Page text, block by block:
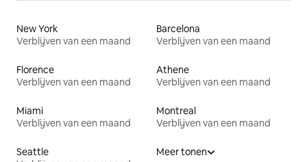
New York
Verblijven van een maand
Barcelona
Verblijven van een maand
Florence
Verblijven van een maand
Athene
Verblijven van een maand
Miami
Verblijven van een maand
Montreal
Verblijven van een maand
Seattle
Meer tonen